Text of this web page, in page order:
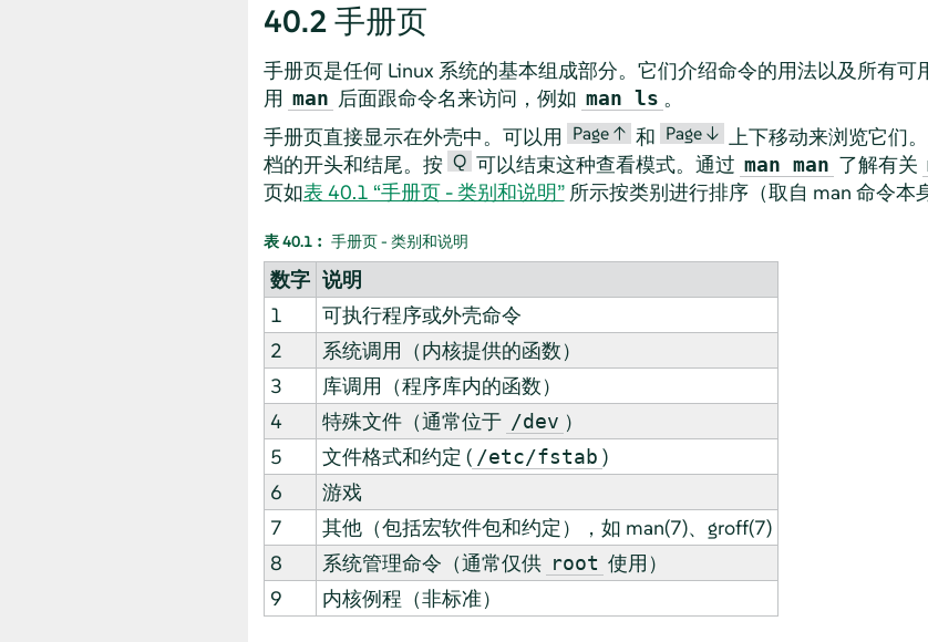
40.2 手册页
手册页是任何 Linux 系统的基本组成部分。它们介绍命令的用法以及所有
用 man 后面跟命令名来访问，例如 man ls 。
手册页直接显示在外壳中。可以用 Page ↑ 和 Page ↓ 上下移动来浏览它们
档的开头和结尾。按 Q 可以结束这种查看模式。通过 man man 了解有关
页如表 40.1 “手册页 - 类别和说明”所示按类别进行排序（取自 man 命令本
表 40.1︰ 手册页 - 类别和说明
数字 说明
1
可执行程序或外壳命令
2
系统调用（内核提供的函数）
3
库调用（程序库内的函数）
4
特殊文件（通常位于 /dev ）
5
文件格式和约定 ( /etc/fstab )
6
游戏
7
其他（包括宏软件包和约定），如 man(7)、groff(7)
8
系统管理命令（通常仅供 root 使用）
9
内核例程（非标准）